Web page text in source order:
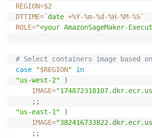
REGION=$2
DTTIME=`date +%Y-%m-%d-%H-%M-%S`
ROLE="<your AmazonSageMaker-
# Select containers image based
case
"$REGION"
in
"us-west-2"
)
IMAGE=
; ;
"us-east-1"
)
IMAGE=
; ;